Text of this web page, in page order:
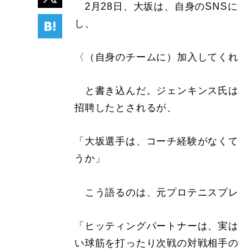
2月28日、大坂は、自身のSNSに
し、
〈（自身のチームに）加入してく
と書き込んだ。ジェンキンス氏
招聘したとされるが、
「大坂選手は、コーチ経験がなく
うか」
こう語るのは、元プロテニスプレ
「ヒッティングパートナーは、実
い球筋を打ったり次戦の対戦相手